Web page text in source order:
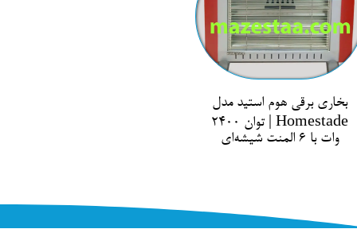
بخاری برقی هوم استید مدل
Homestade | توان 2400
وات با 6 المنت شیشه‌ای